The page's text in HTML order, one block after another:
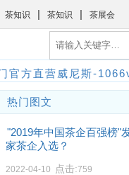
茶知识 | 茶知识 | 茶展会
官方直营威尼斯-
热门图文
"2019年中国茶企百强榜"
家茶企入选？
2022-04-10 点击:759